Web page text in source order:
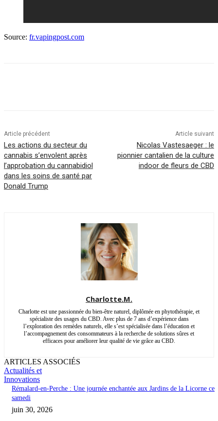
Source: fr.vapingpost.com
Article précédent
Les actions du secteur du
cannabis s’envolent après
l’approbation du cannabidiol
dans les soins de santé par
Donald Trump
Article suivant
Nicolas Vastesaeger : le
pionnier cantalien de la culture
indoor de fleurs de CBD
Charlotte.M.
Charlotte est une passionnée du bien-être naturel, diplômée en phytothérapie, et
spécialiste des usages du CBD. Avec plus de 7 ans d’expérience dans
l’exploration des remèdes naturels, elle s’est spécialisée dans l’éducation et
l’accompagnement des consommateurs à la recherche de solutions sûres et
efficaces pour améliorer leur qualité de vie grâce au CBD.
ARTICLES ASSOCIÉS
Actualités et
Innovations
Rémalard-en-Perche : Une journée enchantée aux Jardins de la Licorne ce
samedi
juin 30, 2026